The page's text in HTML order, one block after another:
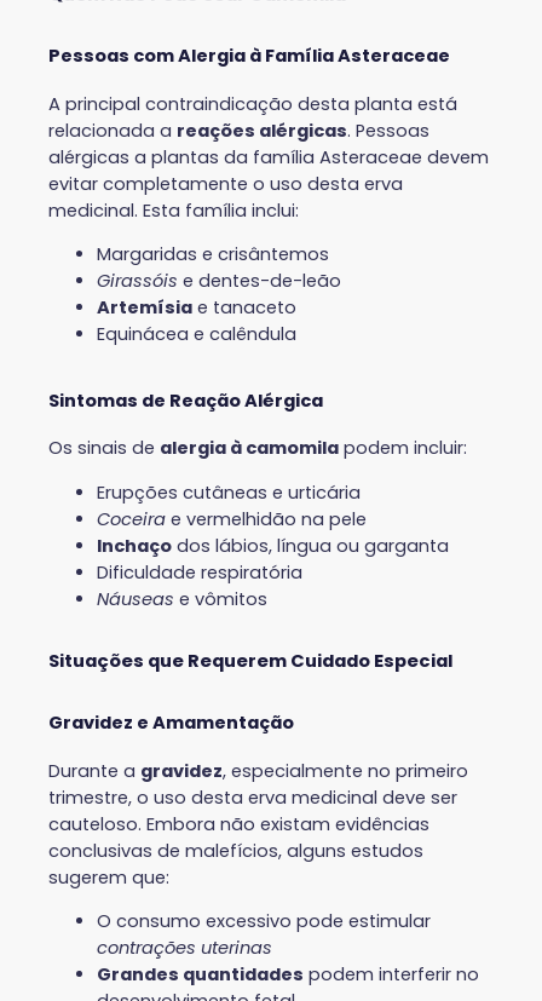
Pessoas com Alergia à Família Asteraceae
A principal contraindicação desta planta está
relacionada a reações alérgicas. Pessoas
alérgicas a plantas da família Asteraceae devem
evitar completamente o uso desta erva
medicinal. Esta família inclui:
Margaridas e crisântemos
Girassóis e dentes-de-leão
Artemísia e tanaceto
Equinácea e calêndula
Sintomas de Reação Alérgica
Os sinais de alergia à camomila podem incluir:
Erupções cutâneas e urticária
Coceira e vermelhidão na pele
Inchaço dos lábios, língua ou garganta
Dificuldade respiratória
Náuseas e vômitos
Situações que Requerem Cuidado Especial
Gravidez e Amamentação
Durante a gravidez, especialmente no primeiro
trimestre, o uso desta erva medicinal deve ser
cauteloso. Embora não existam evidências
conclusivas de malefícios, alguns estudos
sugerem que:
O consumo excessivo pode estimular
contrações uterinas
Grandes quantidades podem interferir no